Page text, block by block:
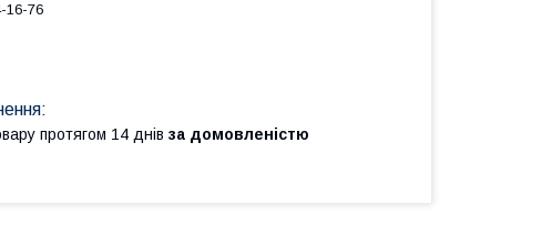
16-76
протягом 14 днів за домовленістю